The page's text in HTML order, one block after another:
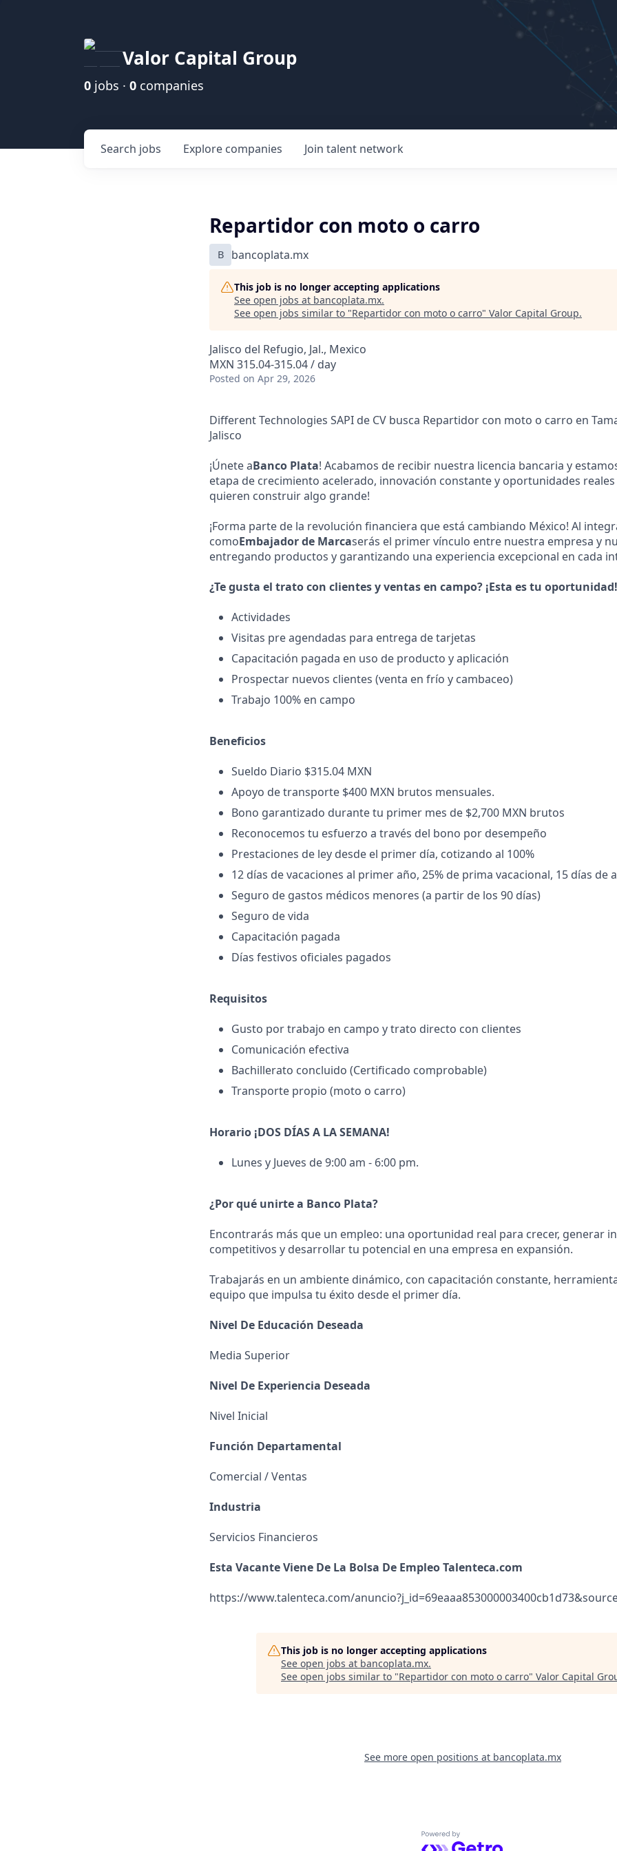
Valor Capital Group
0 jobs · 0 companies
Search jobs Explore companies Join talent network
Repartidor con moto o carro
B bancoplata.mx
This job is no longer accepting applications
See open jobs at bancoplata.mx.
See open jobs similar to "Repartidor con moto o carro" Valor Capital Group.
Jalisco del Refugio, Jal., Mexico
MXN 315.04-315.04 / day
Posted on Apr 29, 2026
Different Technologies SAPI de CV busca Repartidor con moto o carro en
Jalisco
¡Únete aBanco Plata! Acabamos de recibir nuestra licencia bancaria y
etapa de crecimiento acelerado, innovación constante y oportunidades
quieren construir algo grande!
¡Forma parte de la revolución financiera que está cambiando México! Al
comoEmbajador de Marcaserás el primer vínculo entre nuestra empresa y
entregando productos y garantizando una experiencia excepcional en cada
¿Te gusta el trato con clientes y ventas en campo? ¡Esta es tu oportunidad!
Actividades
Visitas pre agendadas para entrega de tarjetas
Capacitación pagada en uso de producto y aplicación
Prospectar nuevos clientes (venta en frío y cambaceo)
Trabajo 100% en campo
Beneficios
Sueldo Diario $315.04 MXN
Apoyo de transporte $400 MXN brutos mensuales.
Bono garantizado durante tu primer mes de $2,700 MXN brutos
Reconocemos tu esfuerzo a través del bono por desempeño
Prestaciones de ley desde el primer día, cotizando al 100%
12 días de vacaciones al primer año, 25% de prima vacacional, 15 días de
Seguro de gastos médicos menores (a partir de los 90 días)
Seguro de vida
Capacitación pagada
Días festivos oficiales pagados
Requisitos
Gusto por trabajo en campo y trato directo con clientes
Comunicación efectiva
Bachillerato concluido (Certificado comprobable)
Transporte propio (moto o carro)
Horario ¡DOS DÍAS A LA SEMANA!
Lunes y Jueves de 9:00 am - 6:00 pm.
¿Por qué unirte a Banco Plata?
Encontrarás más que un empleo: una oportunidad real para crecer, generar
competitivos y desarrollar tu potencial en una empresa en expansión.
Trabajarás en un ambiente dinámico, con capacitación constante,
equipo que impulsa tu éxito desde el primer día.
Nivel De Educación Deseada
Media Superior
Nivel De Experiencia Deseada
Nivel Inicial
Función Departamental
Comercial / Ventas
Industria
Servicios Financieros
Esta Vacante Viene De La Bolsa De Empleo Talenteca.com
https://www.talenteca.com/
This job is no longer accepting applications
See open jobs at bancoplata.mx.
See open jobs similar to "Repartidor con moto o carro" Valor Capital
See more open positions at bancoplata.mx
Powered by Getro.com